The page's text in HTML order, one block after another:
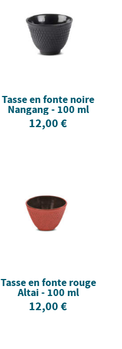
Tasse en fonte noire
Nangang - 100 ml
12,00 €
Tasse en fonte rouge
Altai - 100 ml
12,00 €